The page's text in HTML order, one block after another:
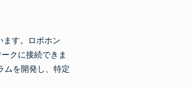
ます。ロボホン
クに接続できま
ムを開発し、特定